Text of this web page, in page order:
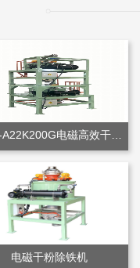
WJD-A22K200G电磁高效干粉除铁机
电磁干粉除铁机